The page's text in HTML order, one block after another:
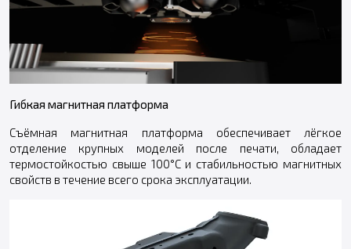
Гибкая магнитная платформа
Съёмная магнитная платформа обеспечивает лёгкое
отделение крупных моделей после печати, обладает
термостойкостью свыше 100°C и стабильностью магнитных
свойств в течение всего срока эксплуатации.